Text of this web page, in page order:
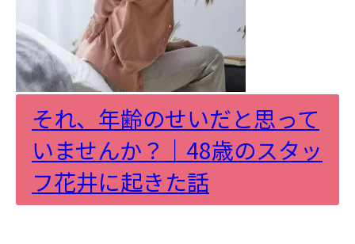
それ、年齢のせいだと思って
いませんか？｜48歳のスタッ
フ花井に起きた話